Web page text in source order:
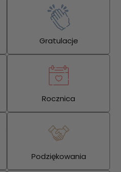
Gratulacje
Rocznica
Podziękowania